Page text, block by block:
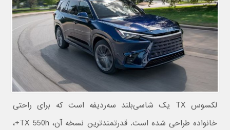
لکسوس TX یک شاسی‌بلند سه‌ردیفه است که برای راحتی
خانواده طراحی شده است. قدرتمندترین نسخه آن، TX 550h+،